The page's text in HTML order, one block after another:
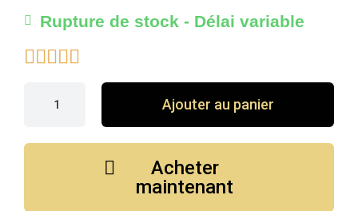
Rupture de stock - Délai variable

Ajouter au panier
Acheter
maintenant